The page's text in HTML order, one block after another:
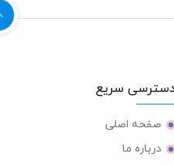
سریع
صفحه اصلی
درباره ما